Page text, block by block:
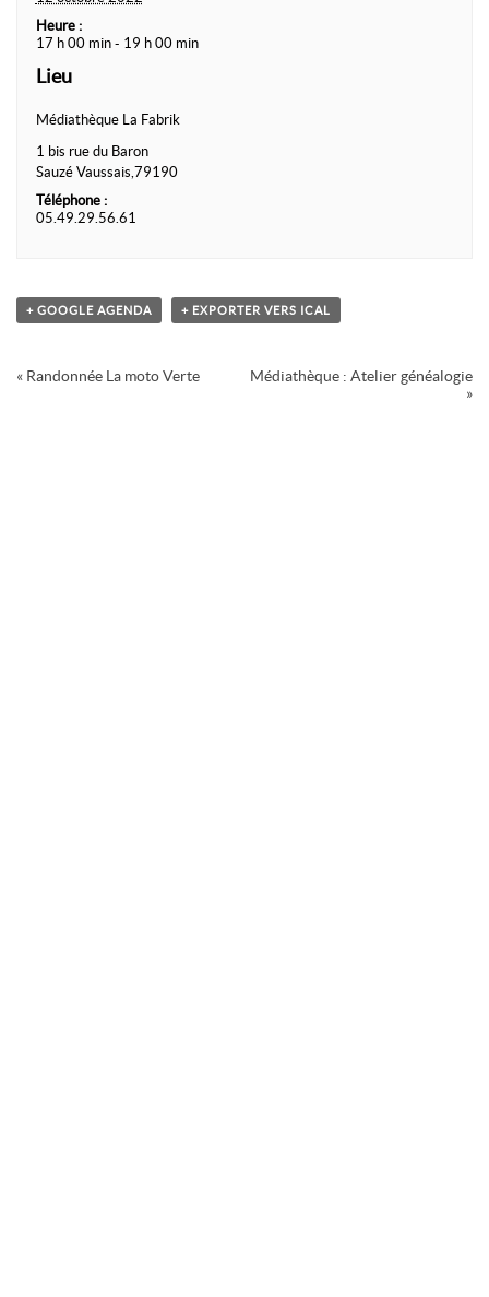
Heure :
17 h 00 min - 19 h 00 min
Lieu
Médiathèque La Fabrik
1 bis rue du Baron
Sauzé Vaussais,79190
Téléphone :
05.49.29.56.61
+ GOOGLE AGENDA + EXPORTER VERS ICAL
Navigation
Évènement
« Randonnée La moto Verte
Médiathèque : Atelier généalogie
»